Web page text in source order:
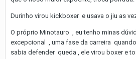
Durinho virou kickboxer e usava o jiu as
O próprio Minotauro , eu tenho minas
excepcional , uma fase da carreira
sabia defender queda , ele virou boxer e